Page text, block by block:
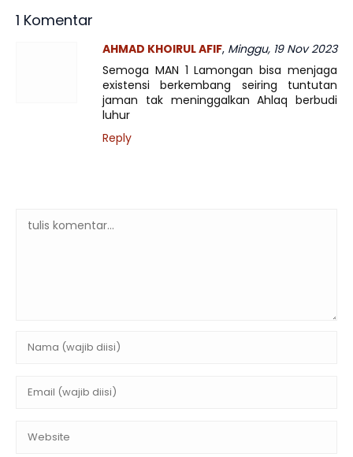
1 Komentar
AHMAD KHOIRUL AFIF, Minggu, 19 Nov 2023
Semoga MAN 1 Lamongan bisa menjaga
existensi berkembang seiring tuntutan
jaman tak meninggalkan Ahlaq berbudi
luhur
Reply